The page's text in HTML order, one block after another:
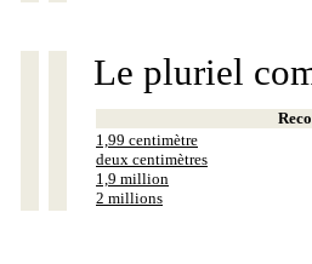
Le pluriel
1,99 centimètre
deux centimètres
1,9 million
2 millions